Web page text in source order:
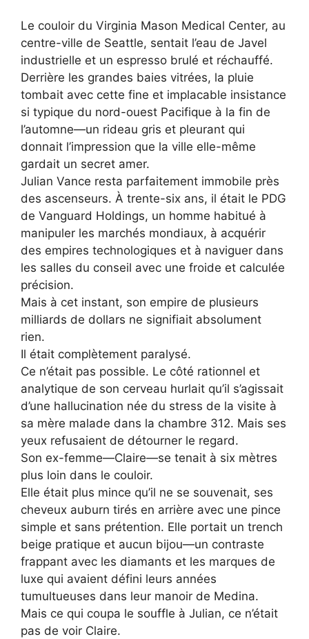
Le couloir du Virginia Mason Medical Center, au
centre-ville de Seattle, sentait l’eau de Javel
industrielle et un espresso brulé et réchauffé.
Derrière les grandes baies vitrées, la pluie
tombait avec cette fine et implacable insistance
si typique du nord-ouest Pacifique à la fin de
l’automne—un rideau gris et pleurant qui
donnait l’impression que la ville elle-même
gardait un secret amer.
Julian Vance resta parfaitement immobile près
des ascenseurs. À trente-six ans, il était le PDG
de Vanguard Holdings, un homme habitué à
manipuler les marchés mondiaux, à acquérir
des empires technologiques et à naviguer dans
les salles du conseil avec une froide et calculée
précision.
Mais à cet instant, son empire de plusieurs
milliards de dollars ne signifiait absolument
rien.
Il était complètement paralysé.
Ce n’était pas possible. Le côté rationnel et
analytique de son cerveau hurlait qu’il s’agissait
d’une hallucination née du stress de la visite à
sa mère malade dans la chambre 312. Mais ses
yeux refusaient de détourner le regard.
Son ex-femme—Claire—se tenait à six mètres
plus loin dans le couloir.
Elle était plus mince qu’il ne se souvenait, ses
cheveux auburn tirés en arrière avec une pince
simple et sans prétention. Elle portait un trench
beige pratique et aucun bijou—un contraste
frappant avec les diamants et les marques de
luxe qui avaient défini leurs années
tumultueuses dans leur manoir de Medina.
Mais ce qui coupa le souffle à Julian, ce n’était
pas de voir Claire.